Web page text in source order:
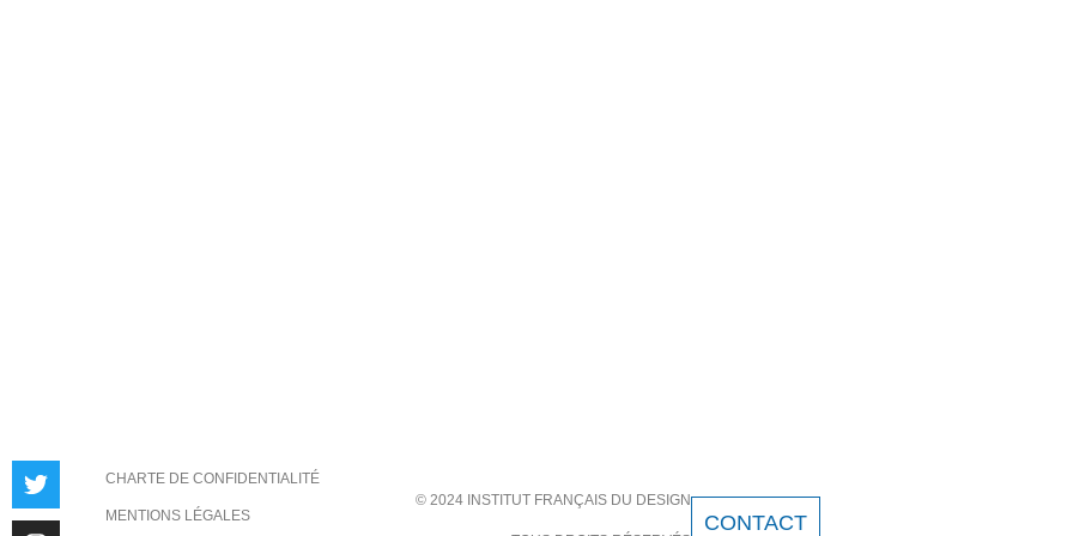
CHARTE DE CONFIDENTIALITÉ
MENTIONS LÉGALES
© 2024 INSTITUT FRANÇAIS DU DESIGN
CONTACT